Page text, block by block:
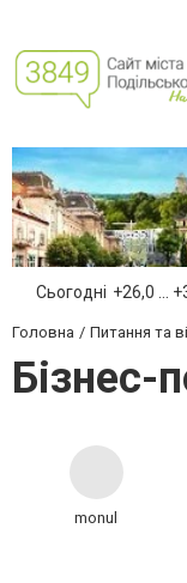
Сьогодні +26,0 ...
Головна Питання та
Бізнес-
monul